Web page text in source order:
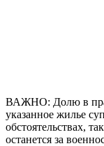
ВАЖНО: Долю в
указанное жилье
обстоятельствах,
останется за